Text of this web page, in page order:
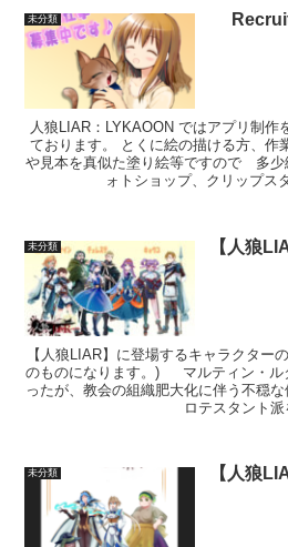
未分類
人狼LIAR：LYKAOON ではアプリ制作
ております。 とくに絵の描ける方、作
や見本を真似た塗り絵等ですので 多少
ォトショップ、クリップス
未分類
【人狼
【人狼LIAR】に登場するキャラクター
のものになります。) マルティン・ル
ったが、教会の組織肥大化に伴う不穏
ロテスタント派
未分類
【人狼